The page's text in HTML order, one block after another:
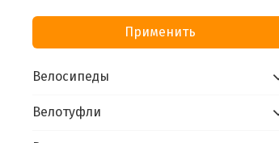
Применить
Велосипеды
Велотуфли